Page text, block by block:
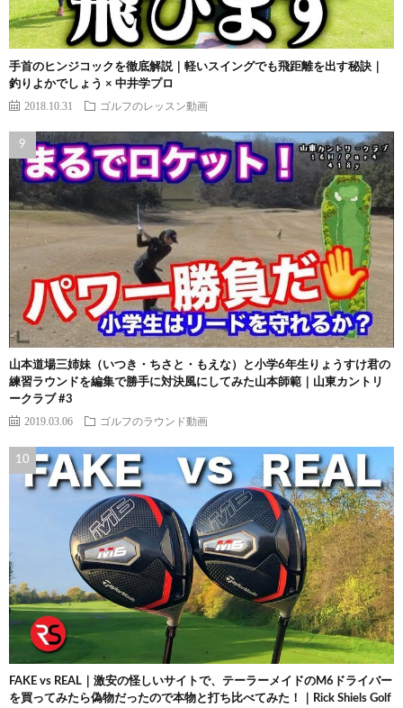
手首のヒンジコックを徹底解説｜軽いスイングでも飛距離を出す秘訣｜
釣りよかでしょう × 中井学プロ
2018.10.31 ゴルフのレッスン動画
山本道場三姉妹（いつき・ちさと・もえな）と小学6年生りょうすけ君の
練習ラウンドを編集で勝手に対決風にしてみた山本師範｜山東カントリ
ークラブ #3
2019.03.06 ゴルフのラウンド動画
FAKE vs REAL｜激安の怪しいサイトで、テーラーメイドのM6ドライバー
を買ってみたら偽物だったので本物と打ち比べてみた！｜Rick Shiels Golf